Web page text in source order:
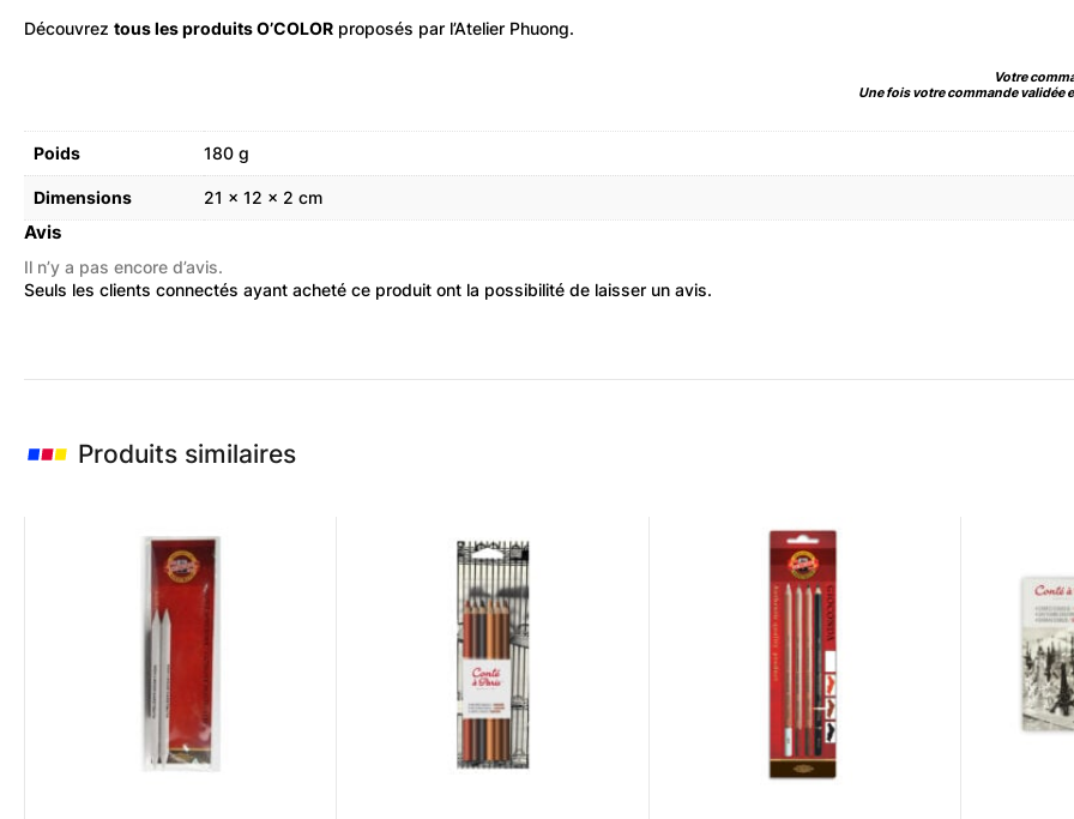
Découvrez tous les produits O’COLOR proposés par l’Atelier Phuong.
Votre
Une fois votre commande validée
Poids 180 g
Dimensions 21 × 12 × 2 cm
Avis
Il n’y a pas encore d’avis.
Seuls les clients connectés ayant acheté ce produit ont la possibilité de laisser un avis.
Produits similaires